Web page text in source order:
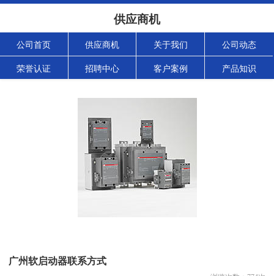
供应商机
公司首页 供应商机 关于我们 公司动态
荣誉认证 招聘中心 客户案例 产品知识
广州软启动器联系方式